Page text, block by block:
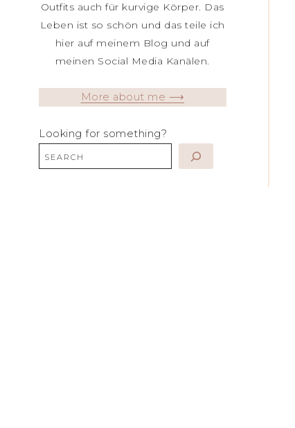
Outfits auch für kurvige Körper. Das
Leben ist so schön und das teile ich
hier auf meinem Blog und auf
meinen Social Media Kanälen.
More about me ⟶
Looking for something?